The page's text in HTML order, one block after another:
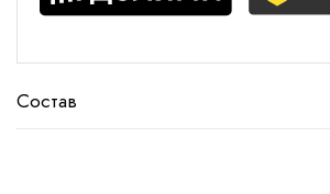
Состав